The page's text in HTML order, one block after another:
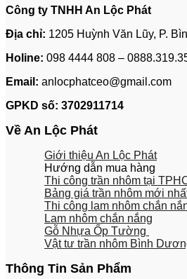
Công ty TNHH An Lộc Phát
Địa chỉ: 1205 Huỳnh Văn Lũy, P.
Holine: 098 4444 808 –
Email: anlocphatceo@gmail.com
GPKD số: 3702911714
Về An Lộc Phát
Giới thiệu An Lộc Phát
Hướng dẫn mua hàng
Thi công trần nhôm tại
Bảng giá trần nhôm mới
Thi công lam nhôm chắn
Lam nhôm chắn nắng
Gỗ Nhựa Ốp Tường
Vật tư trần nhôm Bình
Thông Tin Sản Phẩm